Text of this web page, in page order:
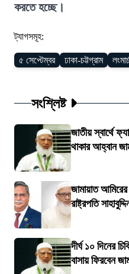
করতে হচ্ছে।
ট্যাগসমূহ:
৫ সেপ্টেম্বর ঢাকা-চট্টগ্রাম
সংশ্লিষ্ট
জাতীয় স্বার্থে
থাকার আহ্বান
জামায়াত
রাষ্ট্রপতি
দীর্ঘ ১০ দিনের
বাসায় ফিরবেন